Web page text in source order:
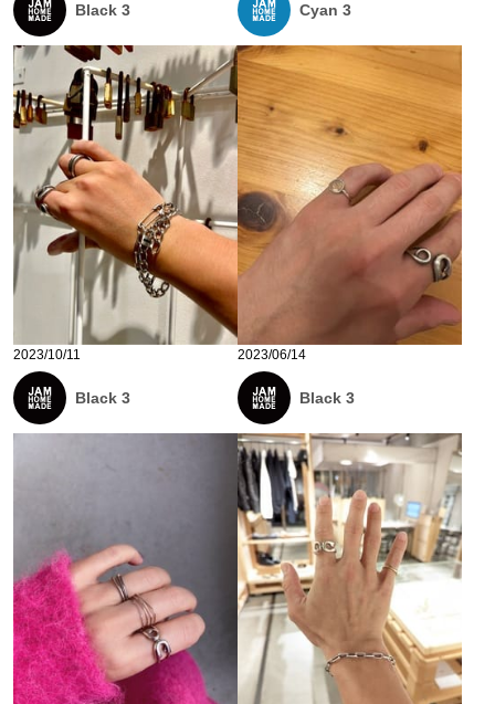
Black 3 Cyan 3
2023/10/11
Black 3
2023/06/14
Black 3